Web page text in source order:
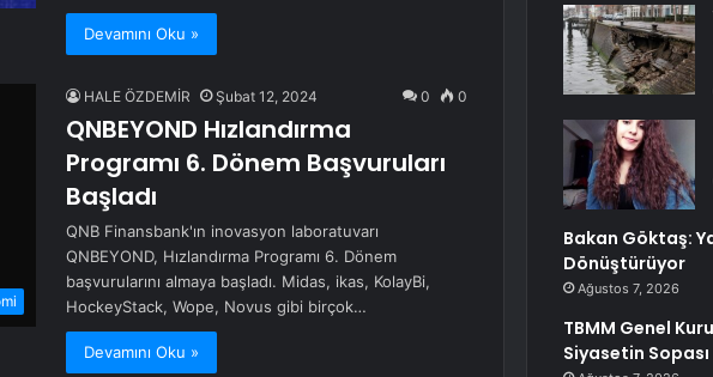
Devamını Oku »
HALE ÖZDEMİR Şubat 12, 2024 0 0
QNBEYOND Hızlandırma
Programı 6. Dönem Başvuruları
Başladı
QNB Finansbank'ın inovasyon laboratuvarı
QNBEYOND, Hızlandırma Programı 6. Dönem
başvurularını almaya başladı. Midas, ikas, KolayBi,
HockeyStack, Wope, Novus gibi birçok…
Devamını Oku »
Bakan Göktaş:
Dönüştürüyor
Ağustos 7, 2026
TBMM Genel
Siyasetin